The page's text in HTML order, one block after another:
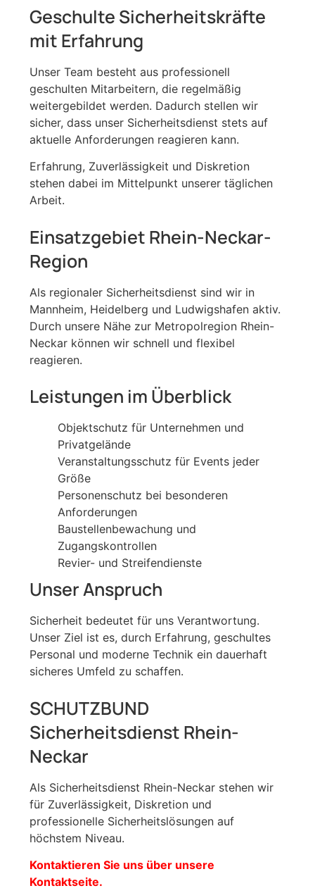
Geschulte Sicherheitskräfte
mit Erfahrung
Unser Team besteht aus professionell
geschulten Mitarbeitern, die regelmäßig
weitergebildet werden. Dadurch stellen wir
sicher, dass unser Sicherheitsdienst stets auf
aktuelle Anforderungen reagieren kann.
Erfahrung, Zuverlässigkeit und Diskretion
stehen dabei im Mittelpunkt unserer täglichen
Arbeit.
Einsatzgebiet Rhein-Neckar-
Region
Als regionaler Sicherheitsdienst sind wir in
Mannheim, Heidelberg und Ludwigshafen aktiv.
Durch unsere Nähe zur Metropolregion Rhein-
Neckar können wir schnell und flexibel
reagieren.
Leistungen im Überblick
Objektschutz für Unternehmen und
Privatgelände
Veranstaltungsschutz für Events jeder
Größe
Personenschutz bei besonderen
Anforderungen
Baustellenbewachung und
Zugangskontrollen
Revier- und Streifendienste
Unser Anspruch
Sicherheit bedeutet für uns Verantwortung.
Unser Ziel ist es, durch Erfahrung, geschultes
Personal und moderne Technik ein dauerhaft
sicheres Umfeld zu schaffen.
SCHUTZBUND
Sicherheitsdienst Rhein-
Neckar
Als Sicherheitsdienst Rhein-Neckar stehen wir
für Zuverlässigkeit, Diskretion und
professionelle Sicherheitslösungen auf
höchstem Niveau.
Kontaktieren Sie uns über unsere
Kontaktseite.